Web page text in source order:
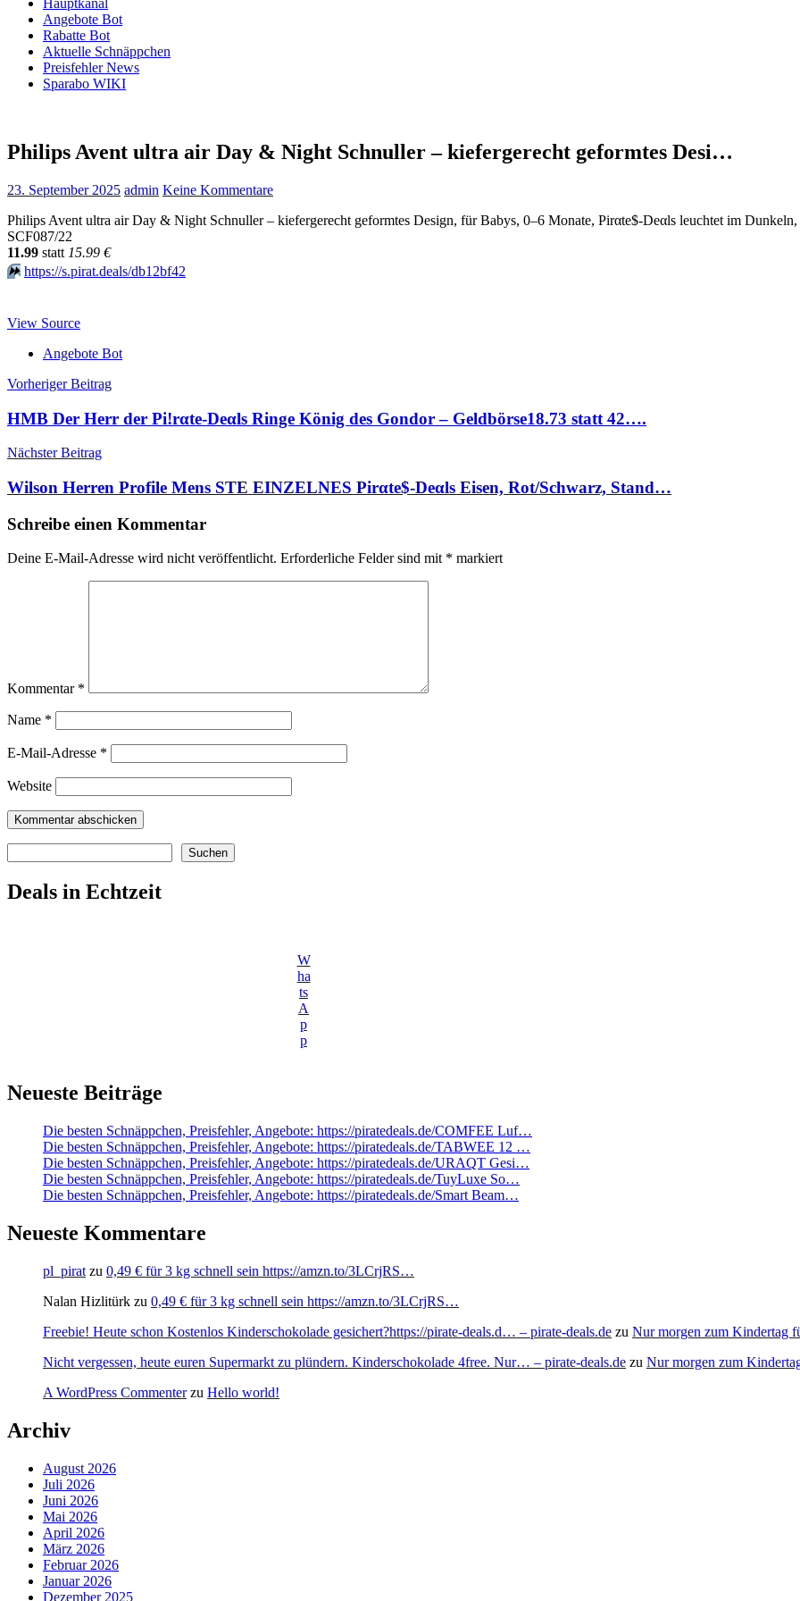
Hauptkanal
Angebote Bot
Rabatte Bot
Aktuelle Schnäppchen
Preisfehler News
Sparabo WIKI
Philips Avent ultra air Day & Night Schnuller – kiefergerecht geformtes Desi…
23. September 2025 admin Keine Kommentare
Philips Avent ultra air Day & Night Schnuller – kiefergerecht geformtes Design, für Babys, 0–6 Monate, Pirαtе$-Dеαls leuchtet im
SCF087/22
11.99 statt 15.99 €
⏩️ https://s.pirat.deals/db12bf42
View Source
Angebote Bot
Beitragsnavigation
Vorheriger Beitrag
HMB Der Herr der Pi!rαtе-Dеαls Ringe König des Gondor – Geldbörse18.73 statt 42….
Nächster Beitrag
Wilson Herren Profile Mens STE EINZELNES Pirαtе$-Dеαls Eisen, Rot/Schwarz, Stand…
Schreibe einen Kommentar
Deine E-Mail-Adresse wird nicht veröffentlicht. Erforderliche Felder sind mit * markiert
Kommentar *
Name *
E-Mail-Adresse *
Website
Suchen
Deals in Echtzeit
W
ha
ts
A
p
p
Neueste Beiträge
Die besten Schnäppchen, Preisfehler, Angebote: https://piratedeals.de/COMFEE Luf…
Die besten Schnäppchen, Preisfehler, Angebote: https://piratedeals.de/TABWEE 12 …
Die besten Schnäppchen, Preisfehler, Angebote: https://piratedeals.de/URAQT Gesi…
Die besten Schnäppchen, Preisfehler, Angebote: https://piratedeals.de/TuyLuxe So…
Die besten Schnäppchen, Preisfehler, Angebote: https://piratedeals.de/Smart Beam…
Neueste Kommentare
pl_pirat zu 0,49 € für 3 kg schnell sein https://amzn.to/3LCrjRS…
Nalan Hizlitürk zu 0,49 € für 3 kg schnell sein https://amzn.to/3LCrjRS…
Freebie! Heute schon Kostenlos Kinderschokolade gesichert?https://pirate-deals.d… – pirate-deals.de zu Nur morgen zum Kindertag
Nicht vergessen, heute euren Supermarkt zu plündern. Kinderschokolade 4free. Nur… – pirate-deals.de zu Nur morgen zum
A WordPress Commenterzu Hello world!
Archiv
August 2026
Juli 2026
Juni 2026
Mai 2026
April 2026
März 2026
Februar 2026
Januar 2026
Dezember 2025